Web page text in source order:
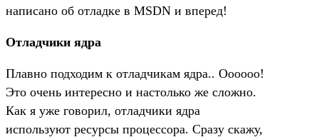
написано об отладке в MSDN и вперед!
Отладчики ядра
Плавно подходим к отладчикам ядра.. Оооооо!
Это очень интересно и настолько же сложно.
Как я уже говорил, отладчики ядра
используют ресурсы процессора. Сразу скажу,